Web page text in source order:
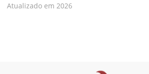
Atualizado em 2026